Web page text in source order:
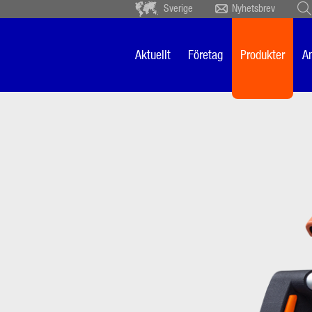
Sverige Nyhetsbrev
Aktuellt Företag Produkter